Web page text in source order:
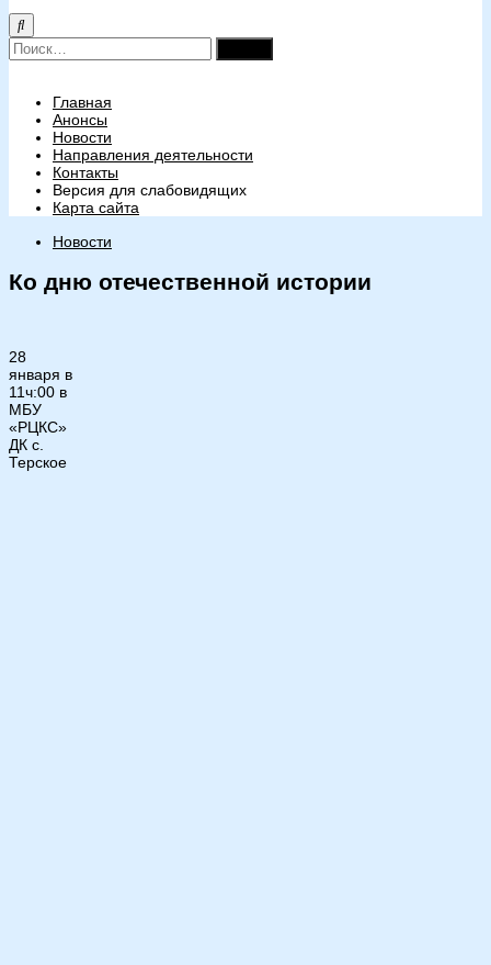
Найти:
Главная
Анонсы
Новости
Направления деятельности
Контакты
Версия для слабовидящих
Карта сайта
Новости
Ко дню отечественной истории
28
января в
11ч:00 в
МБУ
«РЦКС»
ДК с.
Терское